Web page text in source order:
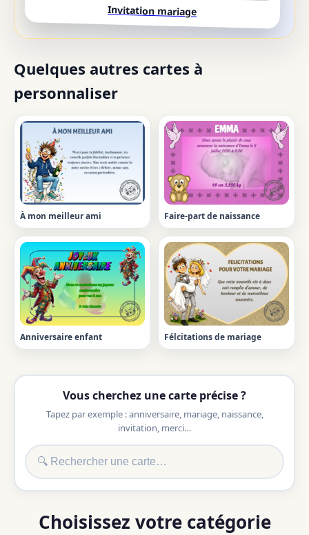
Invitation mariage
Quelques autres cartes à
personnaliser
À mon meilleur ami Faire-part de naissance
Anniversaire enfant Félcitations de mariage
Vous cherchez une carte précise ?
Tapez par exemple : anniversaire, mariage, naissance,
invitation, merci…
Choisissez votre catégorie